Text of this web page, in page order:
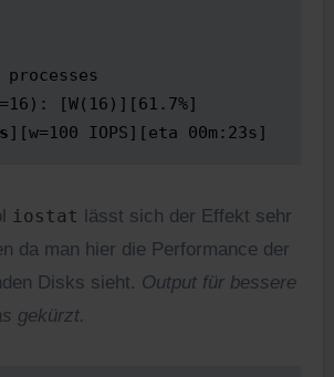
[W(16)][61.7%]
][w=100 IOPS][eta 00m:23s]
iostat lässt sich der Effekt sehr
da man hier die Performance der
Disks sieht. Output für bessere
gekürzt.